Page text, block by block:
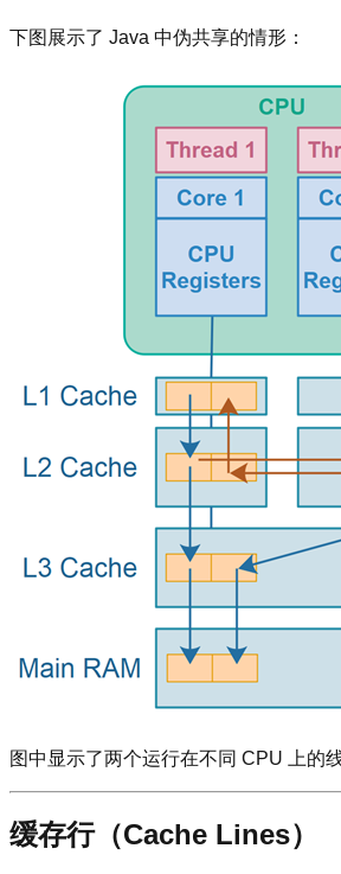
下图展示了 Java 中伪共享的情形：
图中显示了两个运行在不同 CPU 上的
缓存行（Cache Lines）